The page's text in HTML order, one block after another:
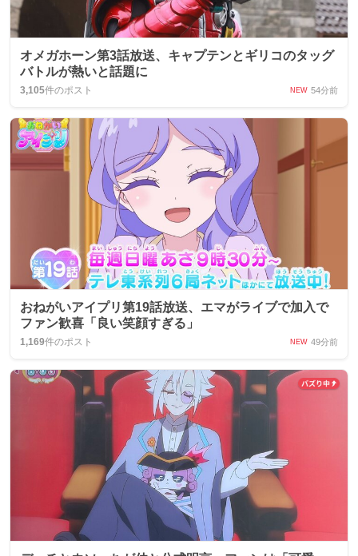
オメガホーン第3話放送、キャプテンとギリコのタッグ
バトルが熱いと話題に
3,105件のポスト NEW 54分前
おねがいアイプリ第19話放送、エマがライブで加入で
ファン歓喜「良い笑顔すぎる」
1,169件のポスト NEW 49分前